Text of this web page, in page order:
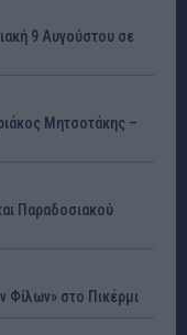
9 Αυγούστου σε
Μητσοτάκης –
Παραδοσιακού
Φίλων» στο Πικέρμι